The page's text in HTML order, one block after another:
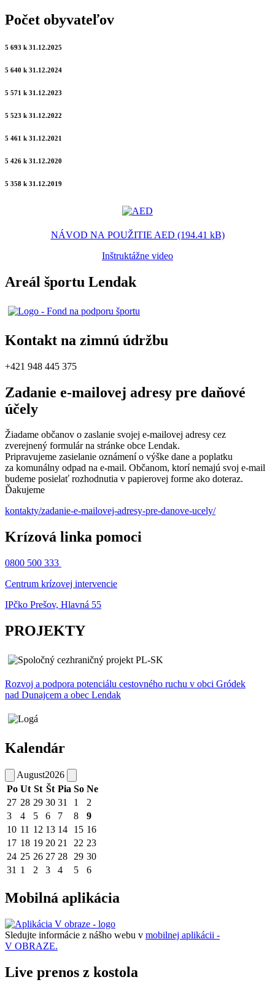
Počet obyvateľov
5 693 k 31.12.2025
5 640 k 31.12.2024
5 571 k 31.12.2023
5 523 k 31.12.2022
5 461 k 31.12.2021
5 426 k 31.12.2020
5 358 k 31.12.2019
NÁVOD NA POUŽITIE AED (194.41 kB)
Inštruktážne video
Areál športu Lendak
Kontakt na zimnú údržbu
+421 948 445 375
Zadanie e-mailovej adresy pre daňové
účely
Žiadame občanov o zaslanie svojej e-mailovej adresy cez
zverejnený formulár na stránke obce Lendak.
Pripravujeme zasielanie oznámení o výške dane a poplatku
za komunálny odpad na e-mail. Občanom, ktorí nemajú svoj e-mail
budeme posielať rozhodnutia v papierovej forme ako doteraz.
Ďakujeme
kontakty/zadanie-e-mailovej-adresy-pre-danove-ucely/
Krízová linka pomoci
0800 500 333
Centrum krízovej intervencie
IPčko Prešov, Hlavná 55
PROJEKTY
Rozvoj a podpora potenciálu cestovného ruchu v obci Gródek
nad Dunajcem a obec Lendak
Kalendár
August2026
Po Ut St Št Pia So Ne
27 28 29 30 31 1
2
3
4 5 6 7 8
9
10 11 12 13 14 15 16
17 18 19 20 21 22 23
24 25 26 27 28 29 30
31 1 2 3 4 5 6
Mobilná aplikácia
Sledujte informácie z nášho webu v mobilnej aplikácii -
V OBRAZE.
Live prenos z kostola